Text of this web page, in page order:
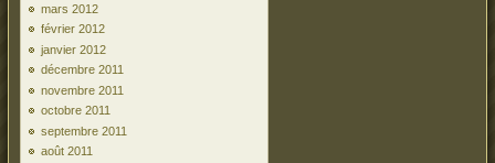
mars 2012
février 2012
janvier 2012
décembre 2011
novembre 2011
octobre 2011
septembre 2011
août 2011